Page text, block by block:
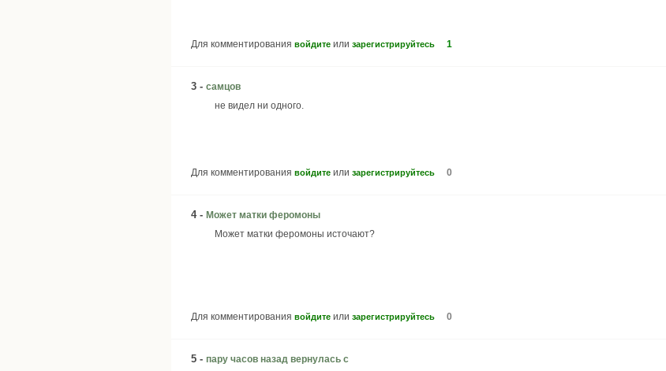
Для комментирования войдите или зарегистрируйтесь 1
3 - самцов
не видел ни одного.
Для комментирования войдите или зарегистрируйтесь 0
4 - Может матки феромоны
Может матки феромоны источают?
Для комментирования войдите или зарегистрируйтесь 0
5 - пару часов назад вернулась с